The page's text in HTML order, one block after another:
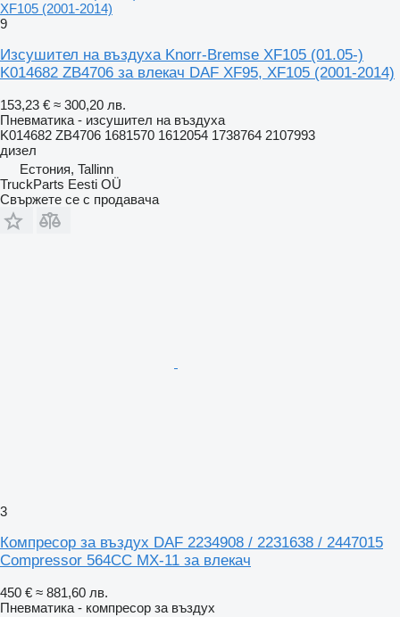
XF105 (2001-2014)
9
Изсушител на въздуха Knorr-Bremse XF105 (01.05-)
K014682 ZB4706 за влекач DAF XF95, XF105 (2001-2014)
153,23 € ≈ 300,20 лв.
Пневматика - изсушител на въздуха
K014682 ZB4706 1681570 1612054 1738764 2107993
дизел
Естония, Tallinn
TruckParts Eesti OÜ
Свържете се с продавача
3
Компресор за въздух DAF 2234908 / 2231638 / 2447015
Compressor 564CC MX-11 за влекач
450 € ≈ 881,60 лв.
Пневматика - компресор за въздух